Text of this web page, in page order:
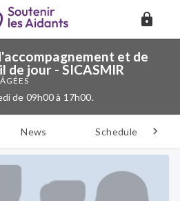
et de
de jour - SICASMIR
de 09h00 à 17h00.
News Schedule